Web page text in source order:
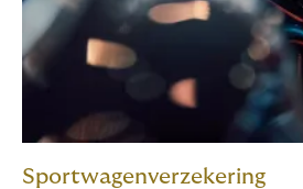
Sportwagenverzekering